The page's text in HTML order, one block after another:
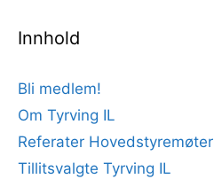
Innhold
Bli medlem!
Om Tyrving IL
Referater Hovedstyremøter
Tillitsvalgte Tyrving IL